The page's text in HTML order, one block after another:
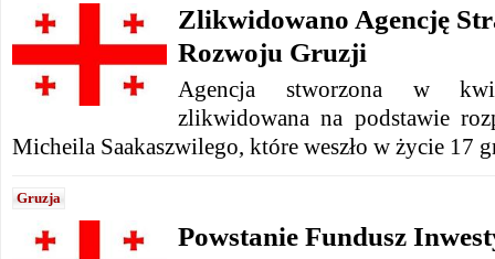
Zlikwidowano Agencję
Rozwoju Gruzji
Agencja stworzona w
zlikwidowana na podstawie
Micheila Saakaszwilego, które weszło w życie 17
Gruzja
Powstanie Fundusz